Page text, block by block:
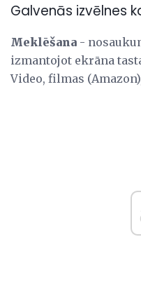
Galvenās izvēlnes
Meklēšana -
izmantojot ekrāna
Video, filmas